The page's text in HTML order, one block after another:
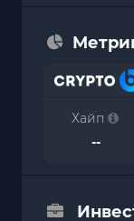
Хайп
--